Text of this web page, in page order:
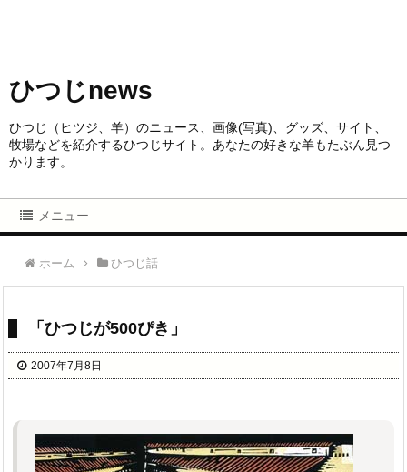
ひつじnews
ひつじ（ヒツジ、羊）のニュース、画像(写真)、グッズ、サイト、
牧場などを紹介するひつじサイト。あなたの好きな羊もたぶん見つ
かります。
メニュー
ホーム ひつじ話
「ひつじが500ぴき」
2007年7月8日